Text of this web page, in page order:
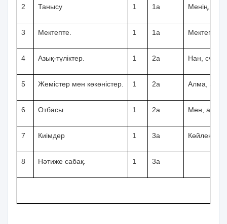
2 Танысу 1 1а Менің,
3 Мектепте. 1 1а Мектеп,
4 Азық-түліктер. 1 2а Нан, сүт,
5 Жемістер мен көкөністер. 1 2а Алма,
6 Отбасы 1 2а Мен, ата,
7 Киімдер 1 3а Көйлек,
8 Нәтиже сабақ. 1 3а